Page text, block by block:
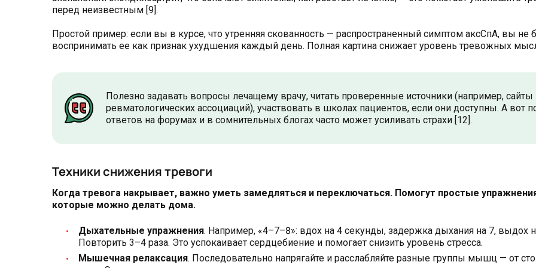
перед неизвестным [9].
Простой пример: если вы в курсе, что утренняя скованность — распространенный симптом аксСпА, вы не
воспринимать ее как признак ухудшения каждый день. Полная картина снижает уровень тревожных
Полезно задавать вопросы лечащему врачу, читать проверенные источники (например, сайты
ревматологических ассоциаций), участвовать в школах пациентов, если они доступны. А вот
ответов на форумах и в сомнительных блогах часто может усиливать страхи [12].
Техники снижения тревоги
Когда тревога накрывает, важно уметь замедляться и переключаться. Помогут простые
которые можно делать дома.
Дыхательные упражнения. Например, «4–7–8»: вдох на 4 секунды, задержка дыхания на 7, выдох
Повторить 3–4 раза. Это успокаивает сердцебиение и помогает снизить уровень стресса.
Мышечная релаксация. Последовательно напрягайте и расслабляйте разные группы мышц — от